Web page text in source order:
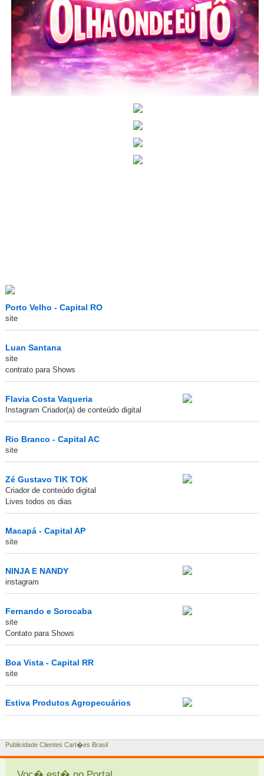
Porto Velho - Capital RO
site
Luan Santana
site
contrato para Shows
Flavia Costa Vaqueria
Instagram Criador(a) de conteúdo digital
Rio Branco - Capital AC
site
Zé Gustavo TIK TOK
Criador de conteúdo digital
Lives todos os dias
Macapá - Capital AP
site
NINJA E NANDY
instagram
Fernando e Sorocaba
site
Contato para Shows
Boa Vista - Capital RR
site
Estiva Produtos Agropecuários
Publicidade Clientes Cart�es Brasil